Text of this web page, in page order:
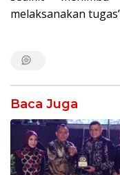
melaksanakan
Baca Juga